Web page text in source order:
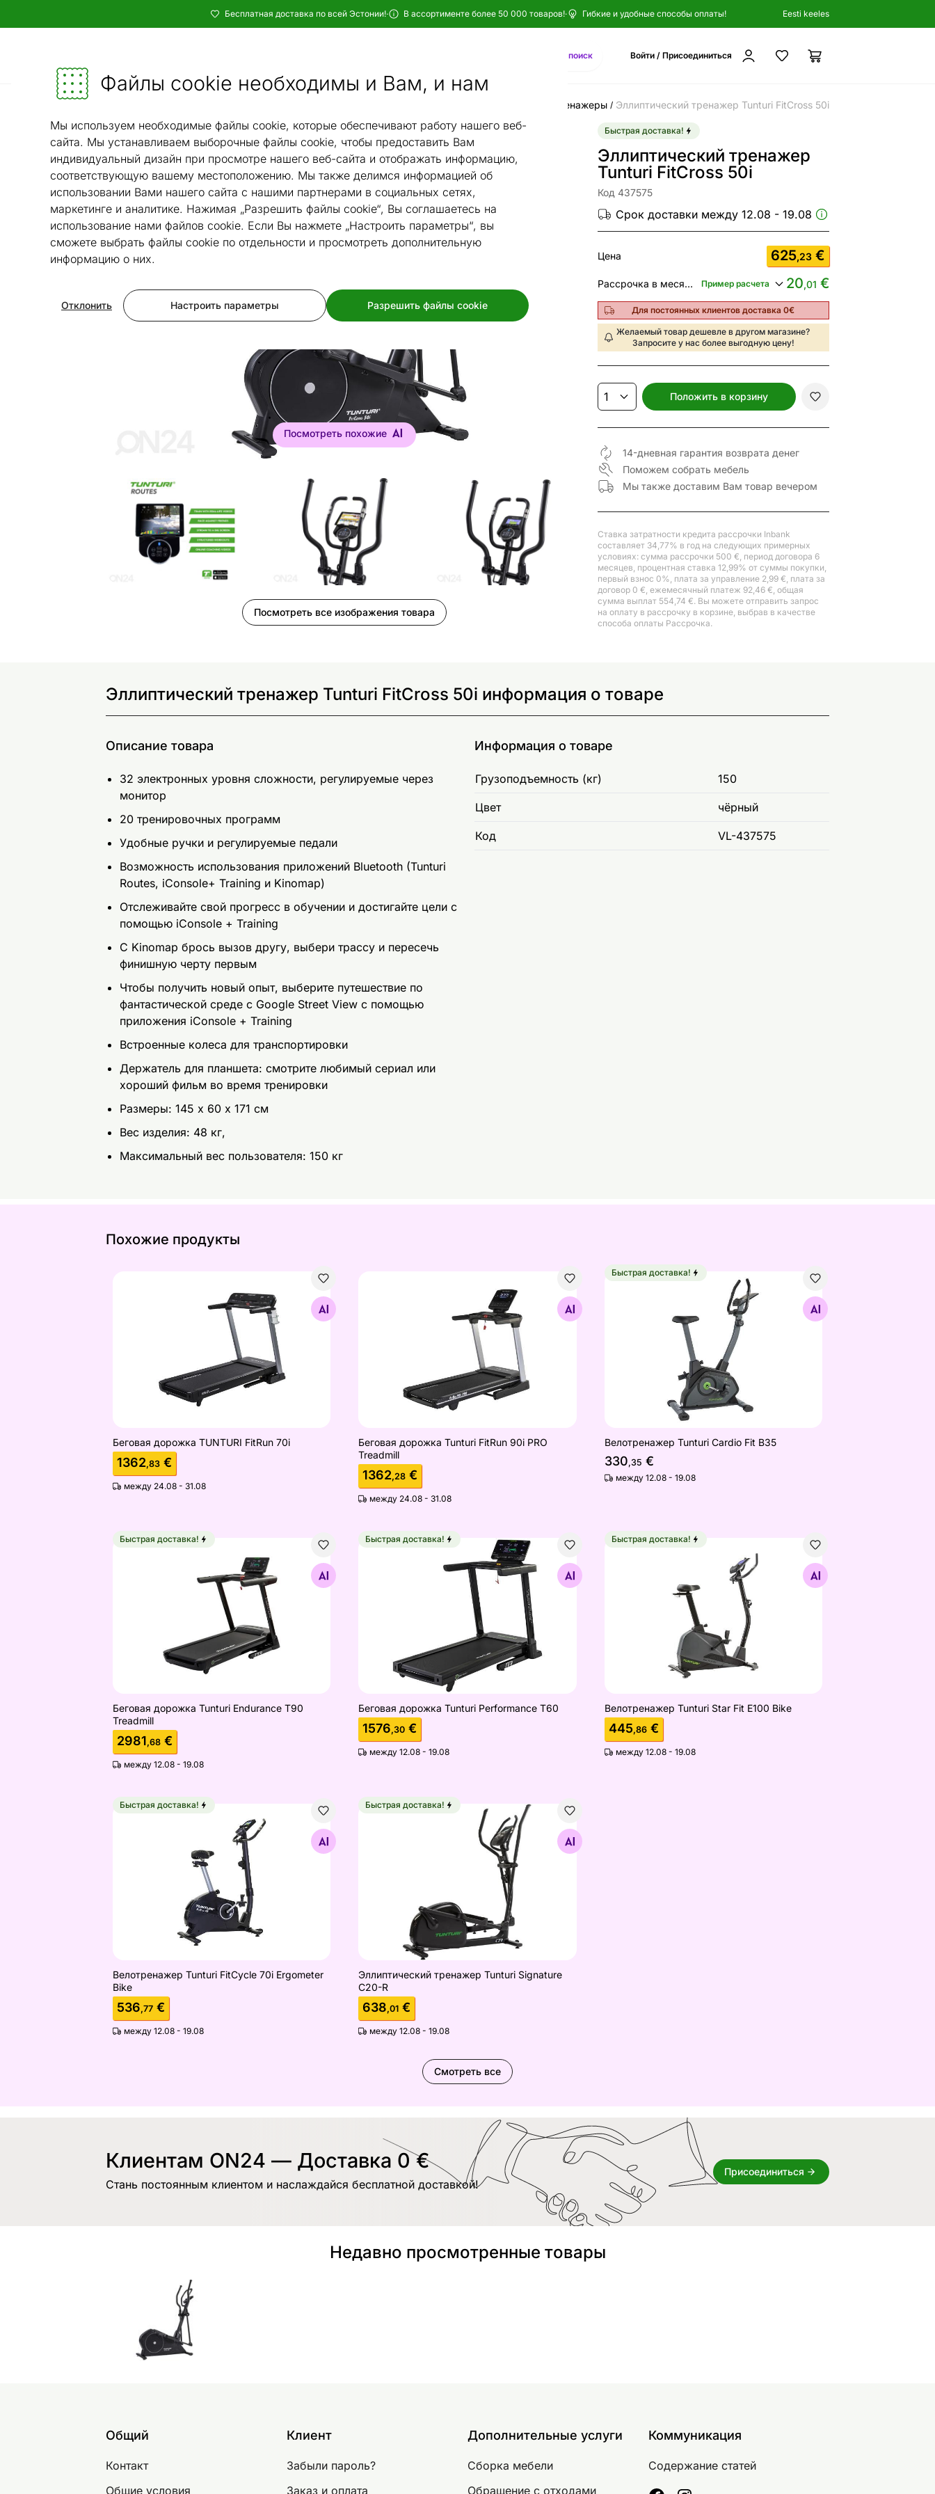
Файлы cookie необходимы и Вам, и нам
Мы используем необходимые файлы cookie, которые обеспечивают работу нашего веб-
сайта. Мы устанавливаем выборочные файлы cookie, чтобы предоставить Вам
индивидуальный дизайн при просмотре нашего веб-сайта и отображать информацию,
соответствующую вашему местоположению. Мы также делимся информацией об
использовании Вами нашего сайта с нашими партнерами в социальных сетях,
маркетинге и аналитике. Нажимая „Разрешить файлы cookie“, Вы соглашаетесь на
использование нами файлов cookie. Если Вы нажмете „Настроить параметры“, вы
сможете выбрать файлы cookie по отдельности и просмотреть дополнительную
информацию о них.
Настроить параметры Разрешить файлы cookie
Отклонить
Бесплатная доставка по всей Эстонии!· В ассортименте более 50 000 товаров!· Гибкие и удобные способы оплаты! Eesti keeles
Мебель и убранство - ON24
AI-поиск Войти / Присоединиться
Эллиптические тренажеры / Эллиптический тренажер Tunturi FitCross 50i
Посмотреть похожие
Посмотреть все изображения товара
Быстрая доставка!
Эллиптический тренажер
Tunturi FitCross 50i
Код 437575
Срок доставки между 12.08 - 19.08
Цена 625,23€
Рассрочка в месяц от Пример расчета 20,01 €
Для постоянных клиентов доставка 0€
Желаемый товар дешевле в другом магазине?
Запросите у нас более выгодную цену!
Положить в корзину
14-дневная гарантия возврата денег
Поможем собрать мебель
Мы также доставим Вам товар вечером
Ставка затратности кредита рассрочки Inbank
составляет 34,77% в год на следующих примерных
условиях: сумма рассрочки 500 €, период договора 6
месяцев, процентная ставка 12,99% от суммы покупки,
первый взнос 0%, плата за управление 2,99 €, плата за
договор 0 €, ежемесячный платеж 92,46 €, общая
сумма выплат 554,74 €. Вы можете отправить запрос
на оплату в рассрочку в корзине, выбрав в качестве
способа оплаты Рассрочка.
Эллиптический тренажер Tunturi FitCross 50i информация о товаре
Описание товара
32 электронных уровня сложности, регулируемые через
монитор
20 тренировочных программ
Удобные ручки и регулируемые педали
Возможность использования приложений Bluetooth (Tunturi
Routes, iConsole+ Training и Kinomap)
Отслеживайте свой прогресс в обучении и достигайте цели с
помощью iConsole + Training
С Kinomap брось вызов другу, выбери трассу и пересечь
финишную черту первым
Чтобы получить новый опыт, выберите путешествие по
фантастической среде с Google Street View с помощью
приложения iConsole + Training
Встроенные колеса для транспортировки
Держатель для планшета: смотрите любимый сериал или
хороший фильм во время тренировки
Размеры: 145 х 60 х 171 см
Вес изделия: 48 кг,
Максимальный вес пользователя: 150 кг
Информация о товаре
Грузоподъемность (кг) 150
Цвет чёрный
Код VL-437575
Похожие продукты
Найдите похожие
Беговая дорожка TUNTURI FitRun 70i
1362,83 €
между 24.08 - 31.08
Беговая дорожка Tunturi FitRun 90i PRO Treadmill
Найдите похожие
Беговая дорожка Tunturi FitRun 90i PRO
Treadmill
1362,28 €
между 24.08 - 31.08
Велотренажер Tunturi Cardio Fit B35
Найдите похожие
Быстрая доставка!
Велотренажер Tunturi Cardio Fit B35
330,35 €
между 12.08 - 19.08
Беговая дорожка Tunturi Endurance T90 Treadmill
Найдите похожие
Быстрая доставка!
Беговая дорожка Tunturi Endurance T90
Treadmill
2981,68 €
между 12.08 - 19.08
Беговая дорожка Tunturi Performance T60
Найдите похожие
Быстрая доставка!
Беговая дорожка Tunturi Performance T60
1576,30 €
между 12.08 - 19.08
Велотренажер Tunturi Star Fit E100 Bike
Найдите похожие
Быстрая доставка!
Велотренажер Tunturi Star Fit E100 Bike
445,86€
между 12.08 - 19.08
Велотренажер Tunturi FitCycle 70i Ergometer Bike
Найдите похожие
Быстрая доставка!
Велотренажер Tunturi FitCycle 70i Ergometer
Bike
536,77 €
между 12.08 - 19.08
Эллиптический тренажер Tunturi Signature C20-R
Найдите похожие
Быстрая доставка!
Эллиптический тренажер Tunturi Signature
C20-R
638,01 €
между 12.08 - 19.08
Смотреть все
Клиентам ON24 — Доставка 0 €
Стань постоянным клиентом и наслаждайся бесплатной доставкой!
Присоединиться
Недавно просмотренные товары
Общий
Контакт
Общие условия
Клиент
Забыли пароль?
Заказ и оплата
Дополнительные услуги
Сборка мебели
Обращение с отходами
Коммуникация
Содержание статей